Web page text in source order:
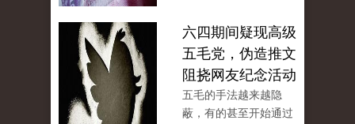
六四期间疑现高级
五毛党，伪造推文
阻挠网友纪念活动
五毛的手法越来越隐
蔽，有的甚至开始通过